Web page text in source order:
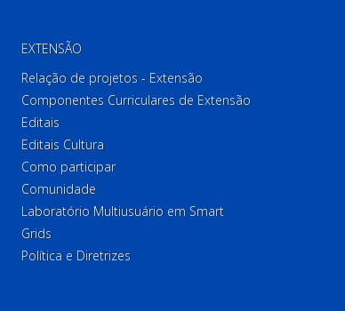
EXTENSÃO
Relação de projetos - Extensão
Componentes Curriculares de Extensão
Editais
Editais Cultura
Como participar
Comunidade
Laboratório Multiusuário em Smart
Grids
Política e Diretrizes